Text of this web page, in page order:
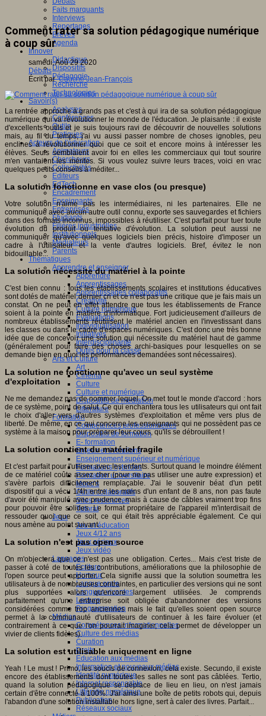
Faits marquants
Interviews
Reportages
Brèves
Agenda
Innover
Didactique
Dispositifs
Pédagogie
Recherche
Technologies
Savoir(s)
Analyses
Conférences
Outils
Pratiques
Acteurs de l'éducation
Animateurs
Chercheurs
Collectivités
Editeurs
EdTech
Encadrement
Enseignants
Entreprises
Etudiants
Filières industrielles
Institutionnels
Médiateurs
Parents
Thématiques
Apprendre et enseigner
Apprendre
Apprentissages
Apprentissages collaboratifs
Créativité
Culture numérique
Evaluations
Individualisation
Initiatives
Interdisciplinarité
Outils pour la classe
Arts et Culture
Art
Cinéma
Culture
Culture et numérique
Dispositifs de médiation
Littérature
Formation
Compétences professionnelles
Dispositifs de formation
E- formation
Enjeux et évolutions
Enseignement supérieur et numérique
Formations hybrides
Formation universitaire
Mooc’s
Outils collaboratifs
Sites ressources
Tutorat
Jeux
Jeu et éducation
Jeux 4/12 ans
Jeux sérieux
Jeux vidéo
Langages
Ecriture
Humour
Langue orale
Langues vivantes
Lecture
Programmation
Médias
Compétences informationnelles
Culture des médias
Curation
Droits
Education aux médias
Information et nouveaux médias
Identité numérique
Internet responsable
Littératie numérique
Publication
Réseaux sociaux
Comment rater sa solution pédagogique numérique
à coup sûr
samedi, Aoû 29 2020
Débats
Écrit parCauche Jean-François
La rentrée approche à grands pas et c'est à qui ira de sa solution pédagogique
numérique qui va révolutionner le monde de l'éducation. Je plaisante : il existe
d'excellents outils et je suis toujours ravi de découvrir de nouvelles solutions
mais, au fil du temps, j'ai vu aussi passer nombre de choses ignobles, peu
enclines à révolutionner quoi que ce soit et encore moins à intéresser les
élèves. Seuls semblaient avoir foi en elles les commerciaux qui tout sourire
m'en vantaient les mérites. Si vous voulez suivre leurs traces, voici en vrac
quelques petits conseils à méditer...
La solution fonctionne en vase clos (ou presque)
Votre solution n'aime pas les intermédiaires, ni les partenaires. Elle ne
communique avec aucun autre outil connu, exporte ses sauvegardes et fichiers
dans des formats inconnus, impossibles à réutiliser. C'est parfait pour tuer toute
évolution du produit ou tentative d'évolution. La solution peut aussi ne
communiquer qu'avec quelques logiciels bien précis, histoire d'imposer un
cadre à l'utilisateur et la vente d'autres logiciels. Bref, évitez le non
bidouillable...
La solution nécessite du matériel à la pointe
C'est bien connu : tous les établissements scolaires et institutions éducatives
sont dotés de matériel dernier cri et ce n'est pas une critique que je fais mais un
constat. On ne peut en effet attendre que tous les établissements de France
soient à la pointe en matière d'informatique. Fort judicieusement d'ailleurs de
nombreux établissements réutilisent le matériel ancien en l'investissant dans
les classes ou dans le cadre d'espaces numériques. C'est donc une très bonne
idée que de concevoir une solution qui nécessite du matériel haut de gamme
(généralement pour faire des choses archi-basiques pour lesquelles on se
demande bien en quoi les performances demandées sont nécessaires).
La solution ne fonctionne qu'avec un seul système
d'exploitation
Ne me demandez pas de nommer lequel. On met tout le monde d'accord : hors
de ce système, point de salut. Ce qui enchantera tous les utilisateurs qui ont fait
le choix d'aller vers d'autres systèmes d'exploitation et même vers plus de
liberté. De même, en ce qui concerne les enseignants qui ne possèdent pas ce
système à la maison pour préparer leur cours, qu'ils se débrouillent !
La solution contient du matériel fragile
Et c'est parfait pour l'utiliser avec les enfants. Surtout quand le moindre élément
de ce matériel coûte assez cher (pour ne pas utiliser une autre expression) et
s'avère parfois difficilement remplaçable. J'ai le souvenir béat d'un petit
dispositif qui a vécu 1/4h entre les mains d'un enfant de 8 ans, non pas faute
d'avoir été manipulé avec prudence, mais à cause de câbles vraiment trop fins
pour pouvoir être solides. Le format propriétaire de l'appareil m'interdisait de
ressouder quoi que ce soit, ce qui était très appréciable également. Ce qui
nous amène au point suivant...
La solution n'est pas open source
On m'objectera que ce n'est pas une obligation. Certes... Mais c'est triste de
passer à coté de toutes les contributions, améliorations que la philosophie de
l'open source peut apporter. Cela signifie aussi que la solution soumettra les
utilisateurs à de nombreuses contraintes, en particulier des versions qui ne sont
plus supportées alors qu'encore largement utilisées. Je comprends
parfaitement qu'une entreprise soit obligée d'abandonner des versions
considérées comme trop anciennes mais le fait qu'elles soient open source
permet à la communauté d'utilisateurs de continuer à les faire évoluer (et
contrairement à ce que l'on pourrait imaginer, cela permet de développer un
vivier de clients fidèles).
La solution est utilisable uniquement en ligne
Yeah ! Le must ! Primo, les soucis de connexion, cela existe. Secundo, il existe
encore des établissements dont toutes les salles ne sont pas câblées. Tertio,
quand la solution pédagogique se déplace de lieu en lieu, on n'est jamais
certain d'être connecté à 100%. J'ai ainsi une boîte de petits robots qui, depuis
l'abandon d'une solution installable hors ligne, sert à caler des livres. Parfait...